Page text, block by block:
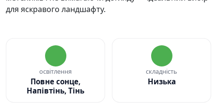
для яскравого ландшафту.
освітлення
Повне сонце,
Напівтінь, Тінь
складність
Низька